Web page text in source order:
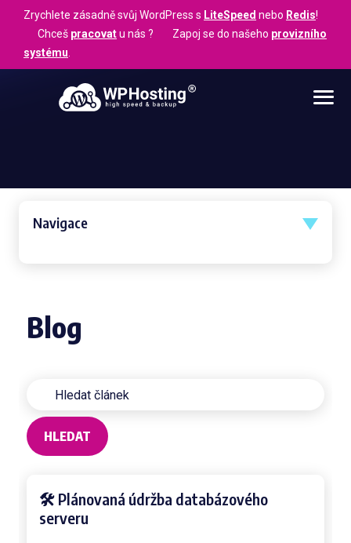
Zrychlete zásadně svůj WordPress s LiteSpeed nebo Redis!
Chceš pracovatu nás ? Zapoj se do našeho provizního
systému
Navigace
Blog
HLEDAT
🛠 Plánovaná údržba databázového
serveru